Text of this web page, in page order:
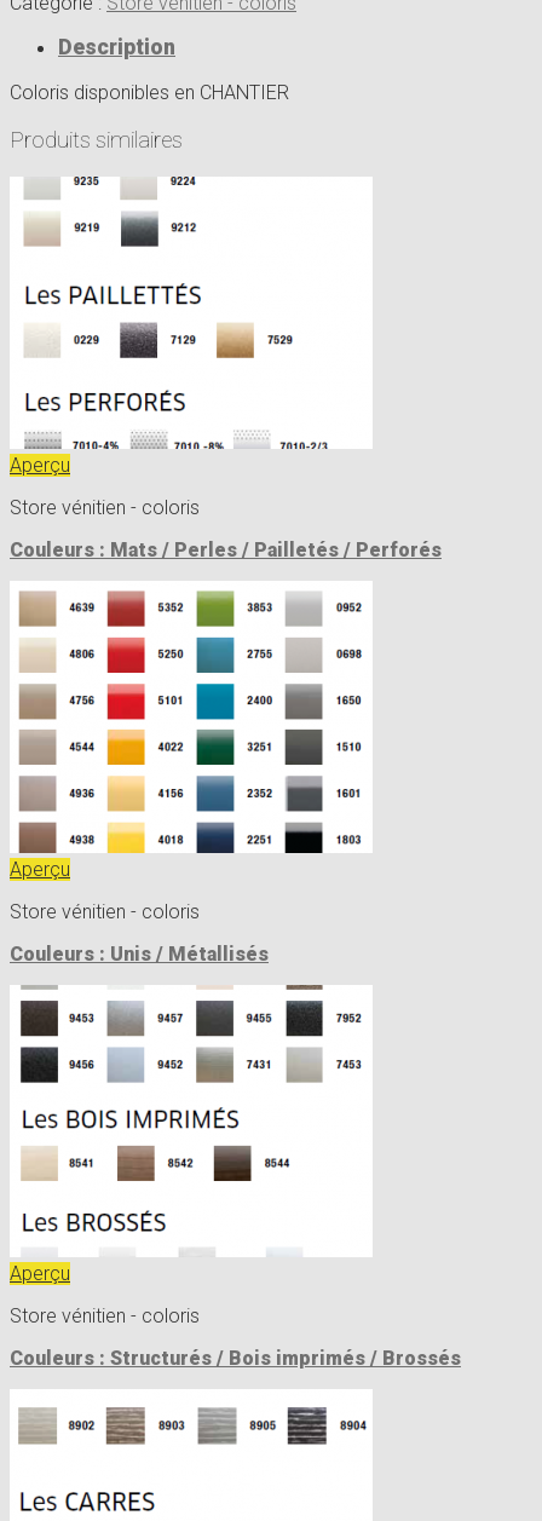
Description
Coloris disponibles en CHANTIER
Produits similaires
Aperçu
Store vénitien - coloris
Couleurs : Mats / Perles / Pailletés / Perforés
Aperçu
Store vénitien - coloris
Couleurs : Unis / Métallisés
Aperçu
Store vénitien - coloris
Couleurs : Structurés / Bois imprimés / Brossés